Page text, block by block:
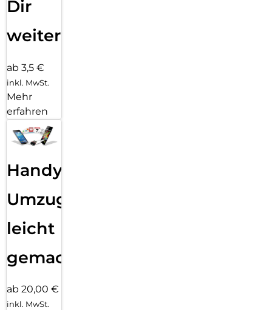
Dir
weiter
ab 3,5 €
inkl. MwSt.
Mehr
erfahren
Handy
Umzug
leicht
gemacht!
ab 20,00 €
inkl. MwSt.